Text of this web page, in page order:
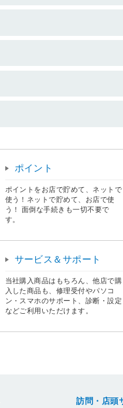
ポイント
ポイントをお店で貯めて、ネットで
使う！ネットで貯めて、お店で使
う！ 面倒な手続きも一切不要で
す。
サービス＆サポート
当社購入商品はもちろん、他店で購
入した商品も、修理受付やパソコ
ン・スマホのサポート、診断・設定
などご利用いただけます。
訪問・店頭